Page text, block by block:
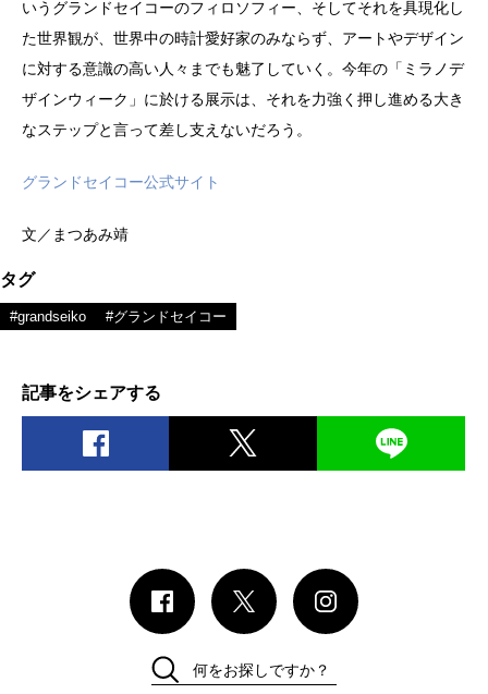
いうグランドセイコーのフィロソフィー、そしてそれを具現化し
た世界観が、世界中の時計愛好家のみならず、アートやデザイン
に対する意識の高い人々までも魅了していく。今年の「ミラノデ
ザインウィーク」に於ける展示は、それを力強く押し進める大き
なステップと言って差し支えないだろう。
グランドセイコー公式サイト
文／まつあみ靖
タグ
#grandseiko #グランドセイコー
記事をシェアする
何をお探しですか？